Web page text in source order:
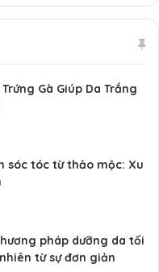
Gà Giúp Da Trắng
sóc tóc từ thảo mộc: Xu
pháp dưỡng da tối
từ sự đơn giản